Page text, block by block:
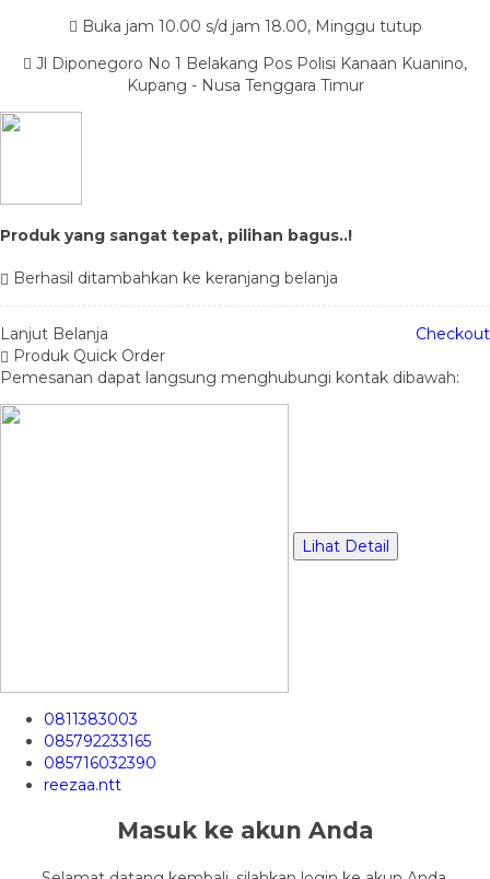
Buka jam 10.00 s/d jam 18.00, Minggu tutup
Jl Diponegoro No 1 Belakang Pos Polisi Kanaan Kuanino,
Kupang - Nusa Tenggara Timur
Produk yang sangat tepat, pilihan bagus..!
Berhasil ditambahkan ke keranjang belanja
Lanjut Belanja
Checkout
Produk Quick Order
Pemesanan dapat langsung menghubungi kontak dibawah:
Lihat Detail
0811383003
085792233165
085716032390
reezaa.ntt
Masuk ke akun Anda